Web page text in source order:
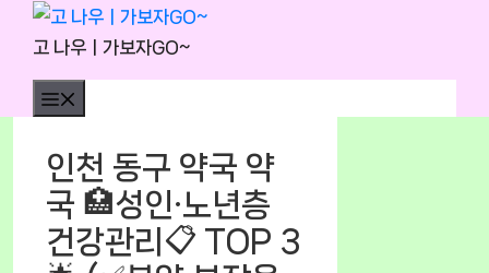
Skip
content
고 나우ㅣ가보자GO~
인천 동구 약국 약
국 🏥성인·노년층
건강관리📋 TOP 3